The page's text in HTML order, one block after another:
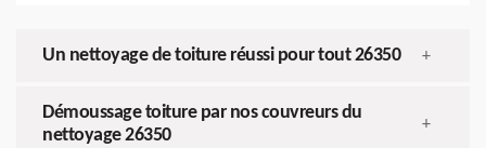
Un nettoyage de toiture réussi pour tout 26350 +
Démoussage toiture par nos couvreurs du
nettoyage 26350
+